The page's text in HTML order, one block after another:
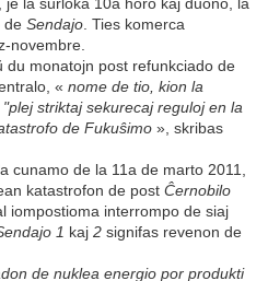
de Sendajo . Ties komerca
novembre.
du monatojn post refunkciado de
« nome de tio, kion la
striktaj sekurecaj reguloj en la
de Fukuŝimo », skribas
cunamo de la 11a de marto 2011,
katastrofon de post Ĉernobilo
iompostioma interrompo de siaj
1 kaj 2 signifas revenon de
de nuklea energio por produkti